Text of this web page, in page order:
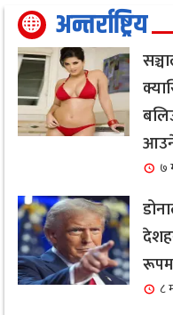
अन्तर्राष्ट्रिय
७
८